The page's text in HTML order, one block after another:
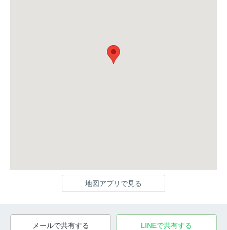
地図アプリで見る
メールで共有する LINEで共有する